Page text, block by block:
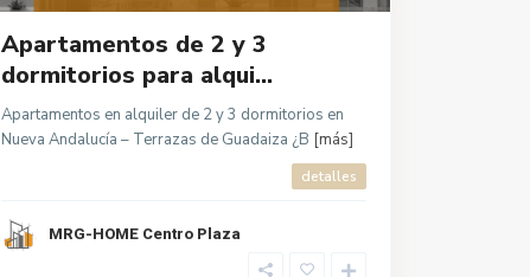
Apartamentos de 2 y 3
dormitorios para alqui...
Apartamentos en alquiler de 2 y 3 dormitorios en
Nueva Andalucía – Terrazas de Guadaiza ¿B [más]
detalles
MRG-HOME Centro Plaza